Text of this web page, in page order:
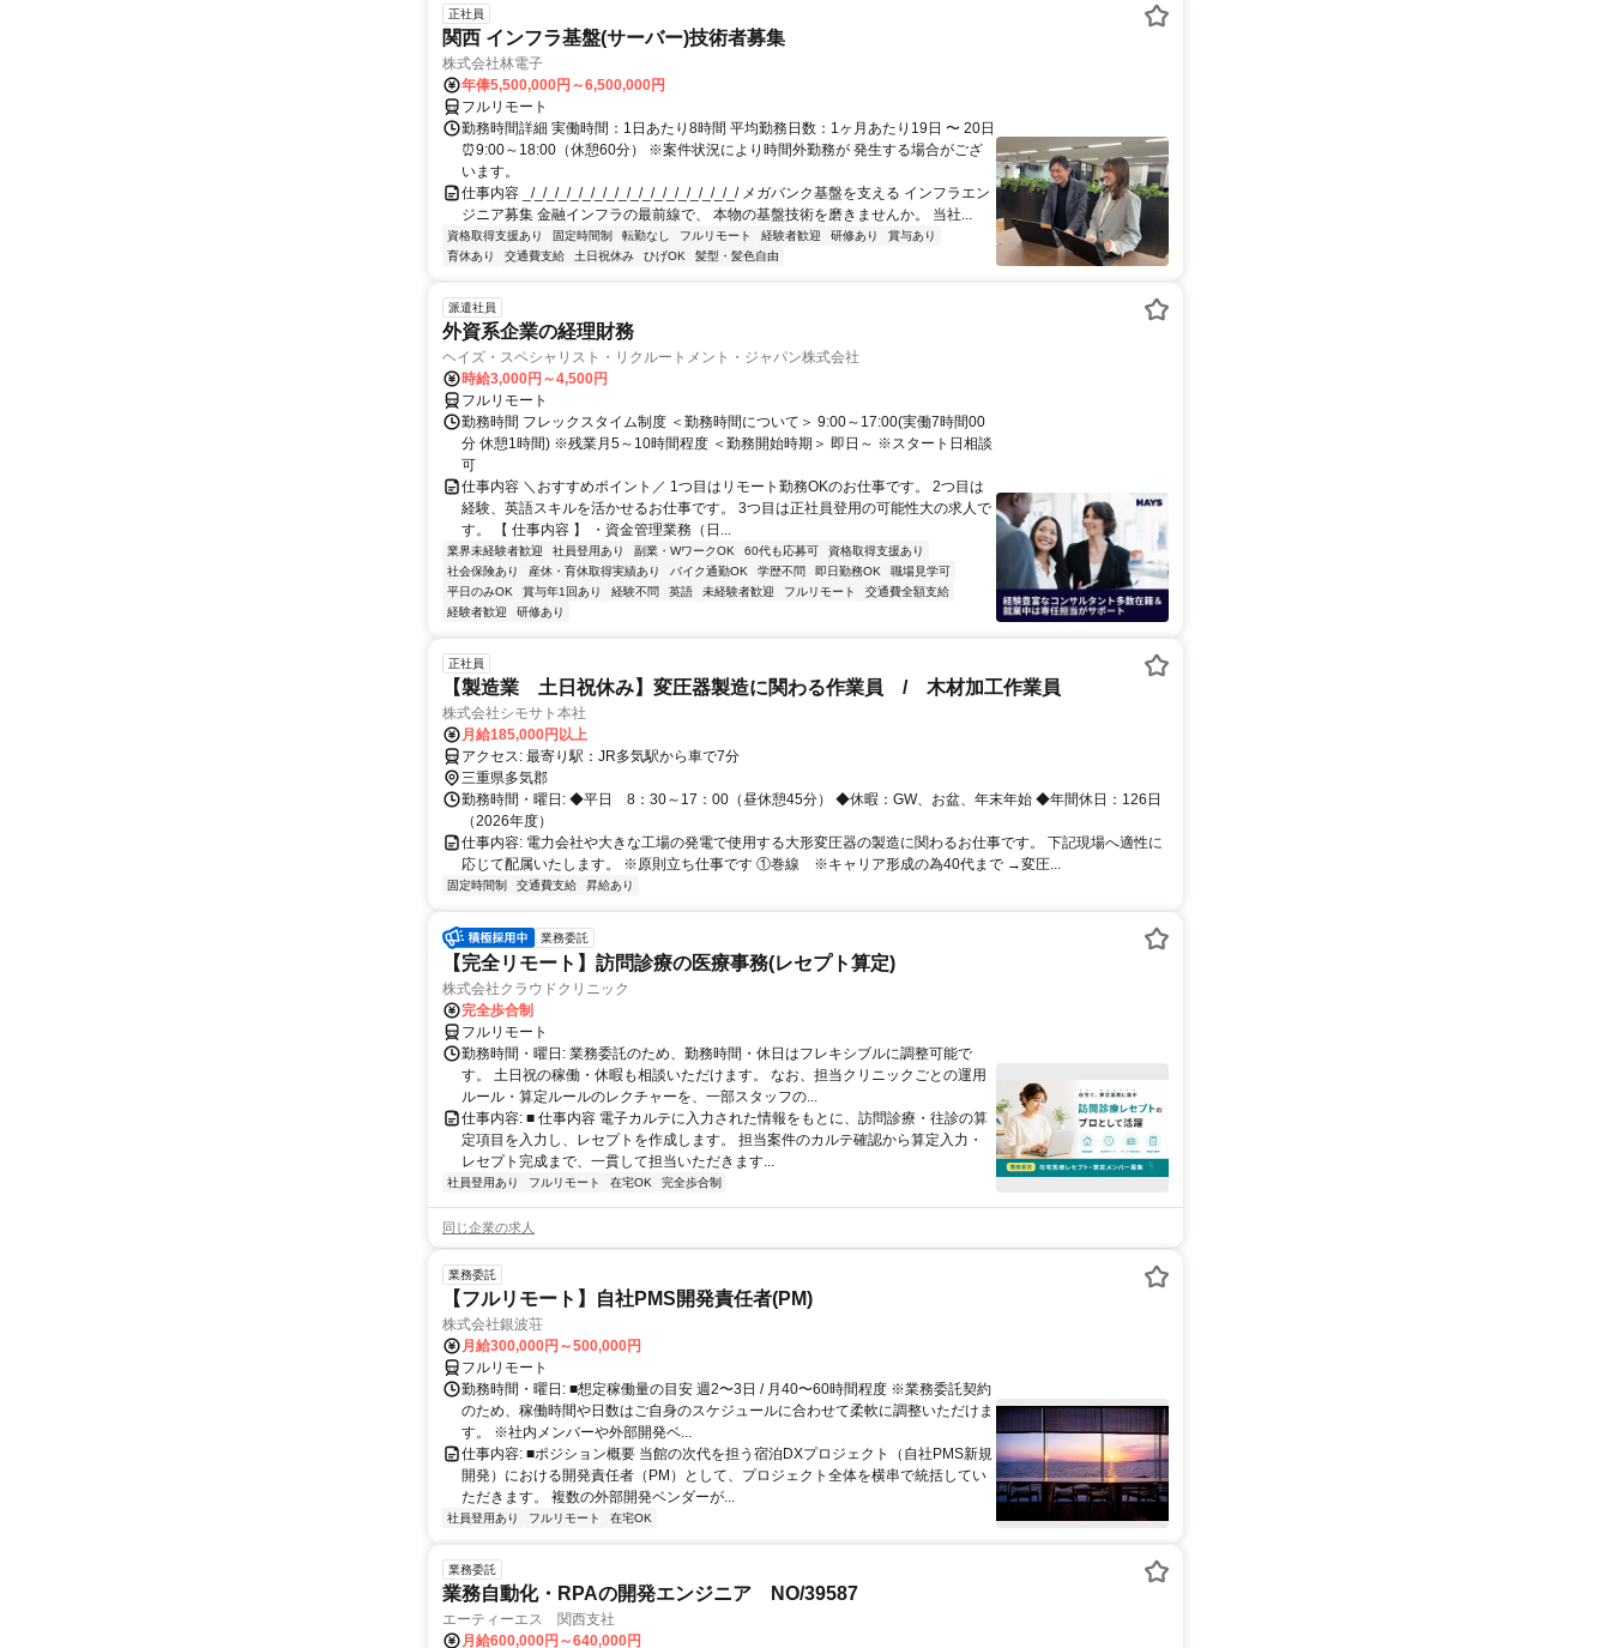
正社員
関西 インフラ基盤(サーバー)技術者募集
株式会社林電子
年俸5,500,000円～6,500,000円
フルリモート
勤務時間詳細 実働時間：1日あたり8時間 平均勤務日数：1ヶ月あたり19日 〜 20日
⏰9:00～18:00（休憩60分） ※案件状況により時間外勤務が 発生する場合がござ
います。
仕事内容 _/_/_/_/_/_/_/_/_/_/_/_/_/_/_/_/_/_/ メガバンク基盤を支える インフラエン
ジニア募集 金融インフラの最前線で、 本物の基盤技術を磨きませんか。 当社...
資格取得支援あり 固定時間制 転勤なし フルリモート 経験者歓迎 研修あり
賞与あり
育休あり
交通費支給 土日祝休み ひげOK 髪型・髪色自由
派遣社員
外資系企業の経理財務
ヘイズ・スペシャリスト・リクルートメント・ジャパン株式会社
時給3,000円～4,500円
フルリモート
勤務時間 フレックスタイム制度 ＜勤務時間について＞ 9:00～17:00(実働7時間00
分 休憩1時間) ※残業月5～10時間程度 ＜勤務開始時期＞ 即日～ ※スタート日相談
可
仕事内容 ＼おすすめポイント／ 1つ目はリモート勤務OKのお仕事です。 2つ目は
経験、英語スキルを活かせるお仕事です。 3つ目は正社員登用の可能性大の求人で
す。 【 仕事内容 】 ・資金管理業務（日...
業界未経験者歓迎 社員登用あり 副業・WワークOK 60代も応募可
資格取得支援あり
社会保険あり
産休・育休取得実績あり バイク通勤OK 学歴不問 即日勤務OK
職場見学可
平日のみOK
賞与年1回あり 経験不問 英語 未経験者歓迎 フルリモート
交通費全額支給
経験者歓迎
研修あり
正社員
【製造業 土日祝休み】変圧器製造に関わる作業員 / 木材加工作業員
株式会社シモサト本社
月給185,000円以上
アクセス: 最寄り駅：JR多気駅から車で7分
三重県多気郡
勤務時間・曜日: ◆平日 8：30～17：00（昼休憩45分） ◆休暇：GW、お盆、年末年始 ◆年間休日：126日
（2026年度）
仕事内容: 電力会社や大きな工場の発電で使用する大形変圧器の製造に関わるお仕事です。 下記現場へ適性に
応じて配属いたします。 ※原則立ち仕事です ①巻線 ※キャリア形成の為40代まで →変圧...
固定時間制 交通費支給 昇給あり
業務委託
【完全リモート】訪問診療の医療事務(レセプト算定)
株式会社クラウドクリニック
完全歩合制
フルリモート
勤務時間・曜日: 業務委託のため、勤務時間・休日はフレキシブルに調整可能で
す。 土日祝の稼働・休暇も相談いただけます。 なお、担当クリニックごとの運用
ルール・算定ルールのレクチャーを、一部スタッフの...
仕事内容: ■ 仕事内容 電子カルテに入力された情報をもとに、訪問診療・往診の算
定項目を入力し、レセプトを作成します。 担当案件のカルテ確認から算定入力・
レセプト完成まで、一貫して担当いただきます...
社員登用あり フルリモート 在宅OK 完全歩合制
同じ企業の求人
業務委託
【フルリモート】自社PMS開発責任者(PM)
株式会社銀波荘
月給300,000円～500,000円
フルリモート
勤務時間・曜日: ■想定稼働量の目安 週2〜3日 / 月40〜60時間程度 ※業務委託契約
のため、稼働時間や日数はご自身のスケジュールに合わせて柔軟に調整いただけま
す。 ※社内メンバーや外部開発ベ...
仕事内容: ■ポジション概要 当館の次代を担う宿泊DXプロジェクト（自社PMS新規
開発）における開発責任者（PM）として、プロジェクト全体を横串で統括してい
ただきます。 複数の外部開発ベンダーが...
社員登用あり フルリモート 在宅OK
業務委託
業務自動化・RPAの開発エンジニア NO/39587
エーティーエス 関西支社
月給600,000円～640,000円